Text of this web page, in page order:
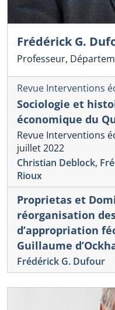
Frédérick G.
Professeur,
Revue Interventions
Sociologie et
économique du
Revue Interventions
juillet 2022
Christian Deblock,
Rioux
Proprietas et
réorganisation
d’appropriation
Guillaume
Frédérick G. Dufour